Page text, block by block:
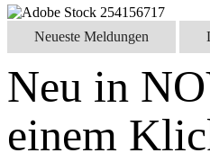
Neueste Meldungen
Neu in
einem